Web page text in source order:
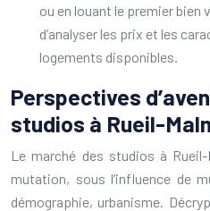
ou en louant le premier
d’analyser les prix et les
logements disponibles.
Perspectives
studios à Rueil-
Le marché des studios à
mutation, sous l’influence de
démographie, urbanisme.